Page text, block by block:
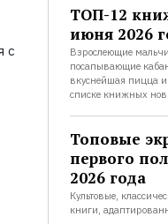
с
ТОП-12
июня 2026
Взрослеющие
посапывающие
вкуснейшая пицца
списке книжных
Топовые
первого
2026 года
Культовые,
книги,